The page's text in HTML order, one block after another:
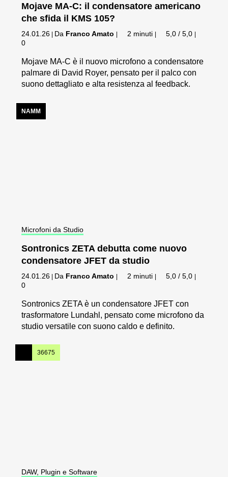
Mojave MA-C: il condensatore americano
che sfida il KMS 105?
24.01.26 | Da Franco Amato | 2 minuti | 5,0 / 5,0 |
0
Mojave MA-C è il nuovo microfono a condensatore
palmare di David Royer, pensato per il palco con
suono dettagliato e alta resistenza al feedback.
NAMM
Microfoni da Studio
Sontronics ZETA debutta come nuovo
condensatore JFET da studio
24.01.26 | Da Franco Amato | 2 minuti | 5,0 / 5,0 |
0
Sontronics ZETA è un condensatore JFET con
trasformatore Lundahl, pensato come microfono da
studio versatile con suono caldo e definito.
36675
DAW, Plugin e Software